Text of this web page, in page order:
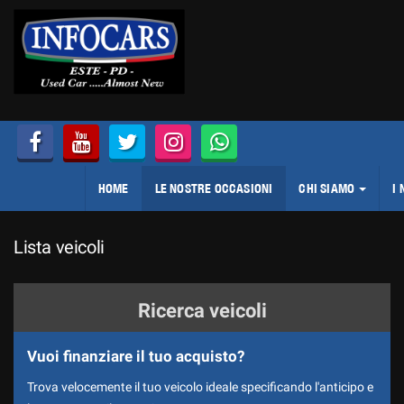
HOME
LE NOSTRE OCCASIONI
CHI SIAMO
LE NOSTRE SEDI
CI PRESENTIAMO
DICONO DI NOI
HOME LE NOSTRE OCCASIONI CHI SIAMO I
Lista veicoli
Ricerca veicoli
Vuoi finanziare il tuo acquisto?
Trova velocemente il tuo veicolo ideale specificando l'anticipo e
Le
tue
preferenze
seguente
consente
esprimere
tue
alle
di